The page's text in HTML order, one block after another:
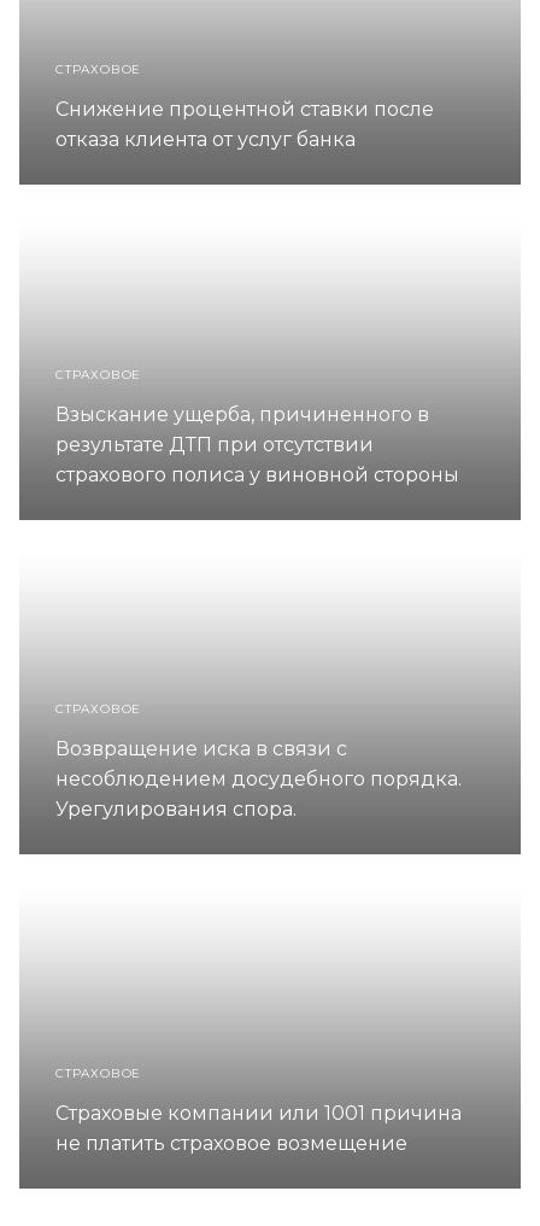
СТРАХОВОЕ
Снижение процентной ставки после
отказа клиента от услуг банка
СТРАХОВОЕ
Взыскание ущерба, причиненного в
результате ДТП при отсутствии
страхового полиса у виновной стороны
СТРАХОВОЕ
Возвращение иска в связи с
несоблюдением досудебного порядка.
Урегулирования спора.
СТРАХОВОЕ
Страховые компании или 1001 причина
не платить страховое возмещение